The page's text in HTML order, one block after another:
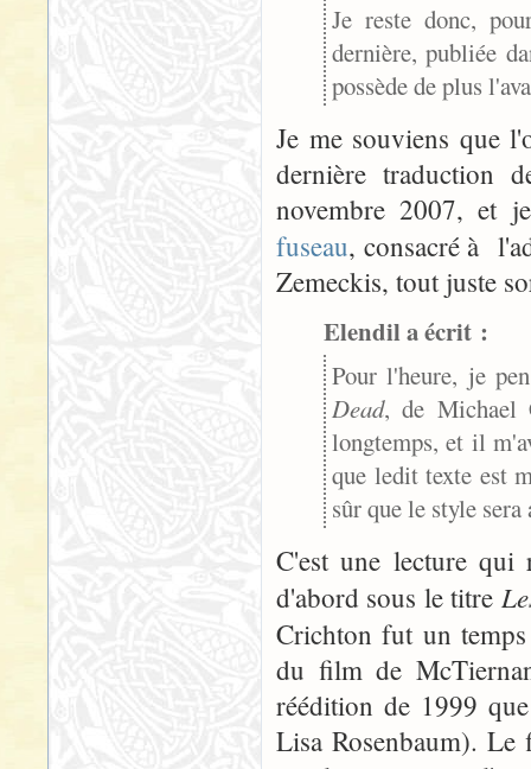
Je reste donc,
dernière, publiée
possède de plus
Je me souviens que
dernière traduction
novembre 2007, et
fuseau, consacré à
Zemeckis, tout juste
Elendil a écrit :
Pour l'heure, je
Dead, de
longtemps, et il
que ledit texte est
sûr que le style
C'est une lecture qui
d'abord sous le titre
Crichton fut un
du film de
réédition de 1999
Lisa Rosenbaum).